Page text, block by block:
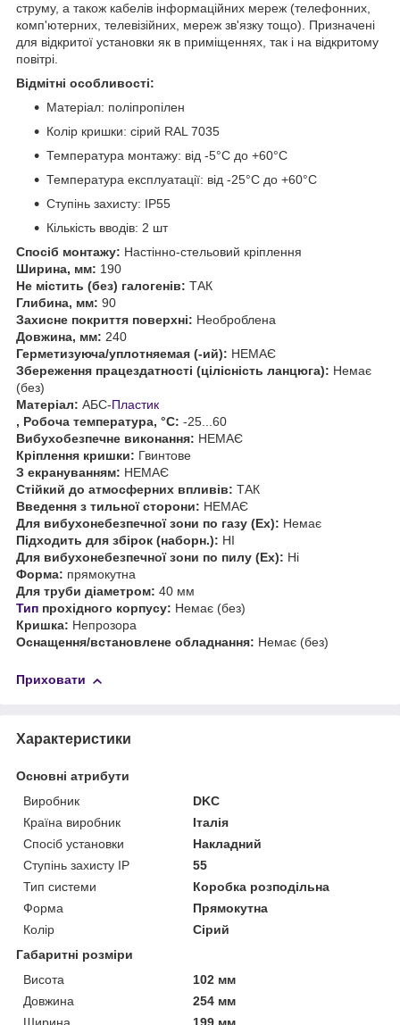
струму, а також кабелів інформаційних мереж (телефонних,
комп'ютерних, телевізійних, мереж зв'язку тощо). Призначені
для відкритої установки як в приміщеннях, так і на відкритому
повітрі.
Відмітні особливості:
Матеріал: поліпропілен
Колір кришки: сірий RAL 7035
Температура монтажу: від -5°С до +60°С
Температура експлуатації: від -25°С до +60°С
Ступінь захисту: IP55
Кількість вводів: 2 шт
Спосіб монтажу: Настінно-стельовий кріплення
Ширина, мм: 190
Не містить (без) галогенів: ТАК
Глибина, мм: 90
Захисне покриття поверхні: Необроблена
Довжина, мм: 240
Герметизуюча/уплотняемая (-ий): НЕМАЄ
Збереження працездатності (цілісність ланцюга): Немає
(без)
Матеріал: АБС-Пластик
, Робоча температура, °C: -25...60
Вибухобезпечне виконання: НЕМАЄ
Кріплення кришки: Гвинтове
З екрануванням: НЕМАЄ
Стійкий до атмосферних впливів: ТАК
Введення з тильної сторони: НЕМАЄ
Для вибухонебезпечної зони по газу (Ex): Немає
Підходить для збірок (наборн.): НІ
Для вибухонебезпечної зони по пилу (Ex): Ні
Форма: прямокутна
Для труби діаметром: 40 мм
Тип прохідного корпусу: Немає (без)
Кришка: Непрозора
Оснащення/встановлене обладнання: Немає (без)
Приховати
Характеристики
Основні атрибути
Виробник
DKC
Країна виробник
Італія
Спосіб установки
Накладний
Ступінь захисту IP
55
Тип системи
Коробка розподільна
Форма
Прямокутна
Колір
Сірий
Габаритні розміри
Висота
102 мм
Довжина
254 мм
Ширина
199 мм